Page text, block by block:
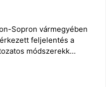
Sopron vármegyében
feljelentés a
módszerekk…